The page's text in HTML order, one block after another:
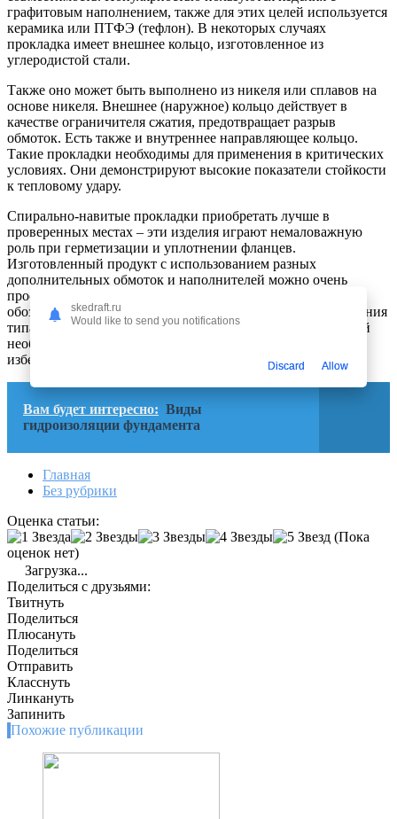
графитовым наполнением, также для этих целей используется
керамика или ПТФЭ (тефлон). В некоторых случаях
прокладка имеет внешнее кольцо, изготовленное из
углеродистой стали.
Также оно может быть выполнено из никеля или сплавов на
основе никеля. Внешнее (наружное) кольцо действует в
качестве ограничителя сжатия, предотвращает разрыв
обмоток. Есть также и внутреннее направляющее кольцо.
Такие прокладки необходимы для применения в критических
условиях. Они демонстрируют высокие показатели стойкости
к тепловому удару.
Спирально-навитые прокладки приобретать лучше в
проверенных местах – эти изделия играют немаловажную
роль при герметизации и уплотнении фланцев.
Изготовленный продукт с использованием разных
дополнительных обмоток и наполнителей можно очень
просто найти. Они цветные и каждый цвет это код,
обозначающий материал, а полосы наносятся для определения
типа наполнителя. Качество уплотнителя перед установкой
необходимо проверять в обязательном порядке, чтобы
избежать проблем в дальнейшем.
Вам будет интересно: Виды
гидроизоляции фундамента
Главная
Без рубрики
Оценка статьи:
(Пока
оценок нет)
Загрузка...
Поделиться с друзьями:
Твитнуть
Поделиться
Плюсануть
Поделиться
Отправить
Класснуть
Линкануть
Запинить
Похожие публикации
skedraft.ru
Would like to send you notifications
Discard Allow